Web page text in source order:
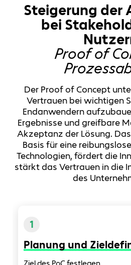
Steigerung der
bei
Proof of
Der Proof of Concept
Vertrauen bei wichtigen
Endanwendern
Ergebnisse und greifbare
Akzeptanz der Lösung.
Basis für eine
Technologien, fördert die
stärkt das Vertrauen in die
des
1
Planung und